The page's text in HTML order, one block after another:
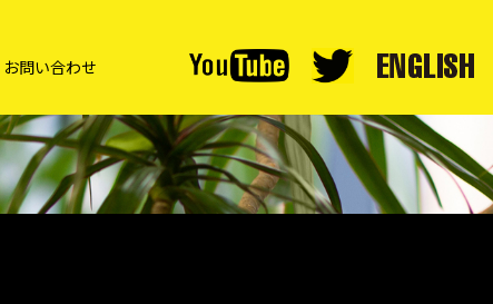
お問い合わせ